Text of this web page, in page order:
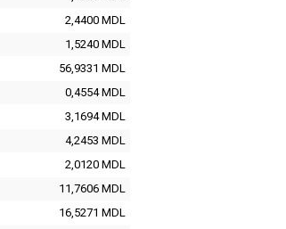
2,4400 MDL
1,5240 MDL
56,9331 MDL
0,4554 MDL
3,1694 MDL
4,2453 MDL
2,0120 MDL
11,7606 MDL
16,5271 MDL